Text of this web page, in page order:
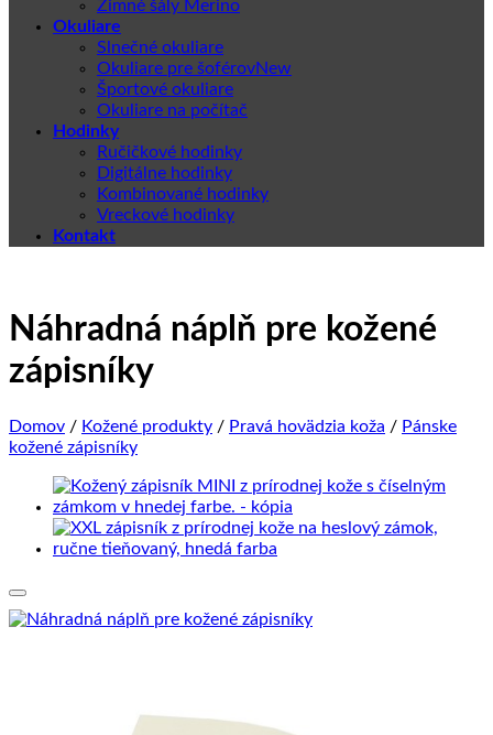
Zimné šály Merino
Okuliare
Slnečné okuliare
Okuliare pre šoférov
Športové okuliare
Okuliare na počítač
Hodinky
Ručičkové hodinky
Digitálne hodinky
Kombinované hodinky
Vreckové hodinky
Kontakt
Náhradná náplň pre kožené
zápisníky
Domov / Kožené produkty / Pravá hovädzia koža / Pánske
kožené zápisníky